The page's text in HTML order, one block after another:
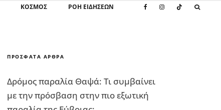
ΚΌΣΜΟΣ ΡΟΗ ΕΙΔΗΣΕΩΝ
ΠΡΌΣΦΑΤΑ ΆΡΘΡΑ
Δρόμος παραλία Θαψά: Τι συμβαίνει
με την πρόσβαση στην πιο εξωτική